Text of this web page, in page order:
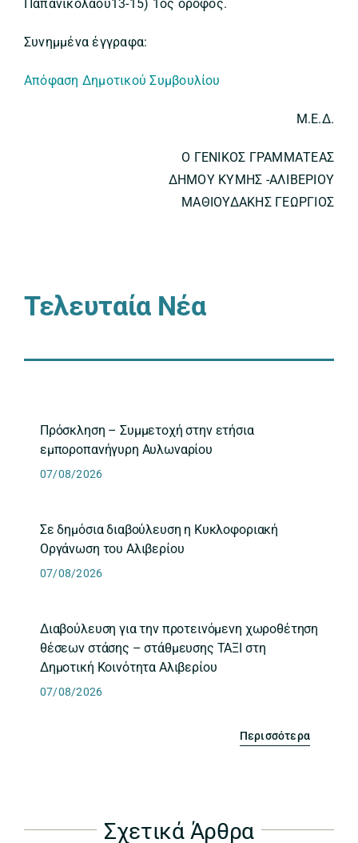
Παπανικολάου13-15) 1ος όροφος.
Συνημμένα έγγραφα:
Απόφαση Δημοτικού Συμβουλίου
Μ.Ε.Δ.
Ο ΓΕΝΙΚΟΣ ΓΡΑΜΜΑΤΕΑΣ
ΔΗΜΟΥ ΚΥΜΗΣ -ΑΛΙΒΕΡΙΟΥ
ΜΑΘΙΟΥΔΑΚΗΣ ΓΕΩΡΓΙΟΣ
Τελευταία Νέα
Πρόσκληση – Συμμετοχή στην ετήσια
εμποροπανήγυρη Αυλωναρίου
07/08/2026
Σε δημόσια διαβούλευση η Κυκλοφοριακή
Οργάνωση του Αλιβερίου
07/08/2026
Διαβούλευση για την προτεινόμενη χωροθέτηση
θέσεων στάσης – στάθμευσης ΤΑΞΙ στη
Δημοτική Κοινότητα Αλιβερίου
07/08/2026
Περισσότερα
Σχετικά Άρθρα